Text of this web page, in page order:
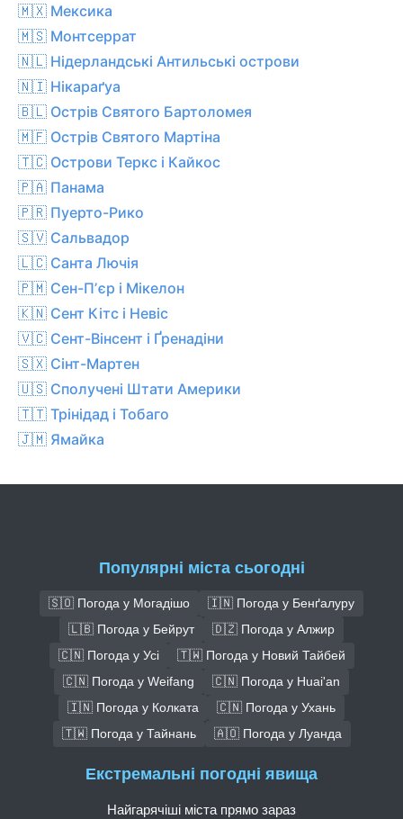
🇲🇽 Мексика
🇲🇸 Монтсеррат
🇳🇱 Нідерландські Антильські острови
🇳🇮 Нікараґуа
🇧🇱 Острів Святого Бартоломея
🇲🇫 Острів Святого Мартіна
🇹🇨 Острови Теркс і Кайкос
🇵🇦 Панама
🇵🇷 Пуерто-Рико
🇸🇻 Сальвадор
🇱🇨 Санта Лючія
🇵🇲 Сен-Пʼєр і Мікелон
🇰🇳 Сент Кітс і Невіс
🇻🇨 Сент-Вінсент і Ґренадіни
🇸🇽 Сінт-Мартен
🇺🇸 Сполучені Штати Америки
🇹🇹 Трінідад і Тобаго
🇯🇲 Ямайка
Популярні міста сьогодні
🇸🇴 Погода у Могадішо
🇮🇳 Погода у Бенґалуру
🇱🇧 Погода у Бейрут
🇩🇿 Погода у Алжир
🇨🇳 Погода у Усі
🇹🇼 Погода у Новий Тайбей
🇨🇳 Погода у Weifang
🇨🇳 Погода у Huai'an
🇮🇳 Погода у Колката
🇨🇳 Погода у Ухань
🇹🇼 Погода у Тайнань
🇦🇴 Погода у Луанда
Екстремальні погодні явища
Найгарячіші міста прямо зараз